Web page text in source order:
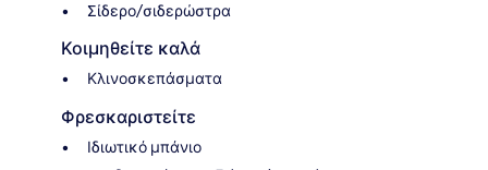
Σίδερο/σιδερώστρα
Κοιμηθείτε καλά
Κλινοσκεπάσματα
Φρεσκαριστείτε
Ιδιωτικό μπάνιο